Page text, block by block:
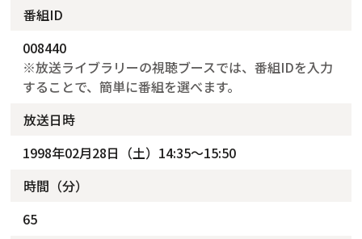
番組ID
008440
※放送ライブラリーの視聴ブースでは、番組IDを入力
することで、簡単に番組を選べます。
放送日時
1998年02月28日（土）14:35～15:50
時間（分）
65